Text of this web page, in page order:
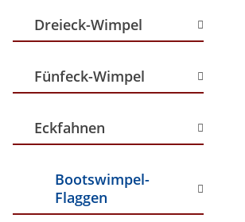
Dreieck-Wimpel
Fünfeck-Wimpel
Eckfahnen
Bootswimpel-
Flaggen